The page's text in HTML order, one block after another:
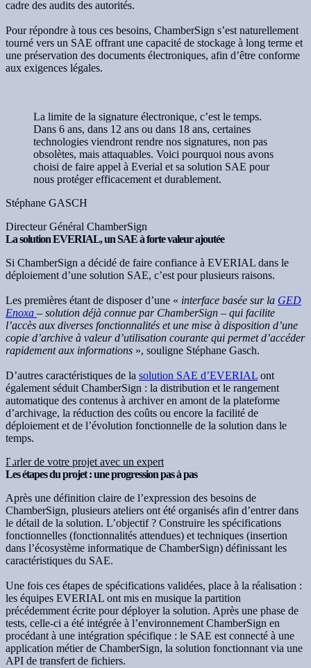
cadre des audits des autorités.
Pour répondre à tous ces besoins, ChamberSign s’est naturellement
tourné vers un SAE offrant une capacité de stockage à long terme et
une préservation des documents électroniques, afin d’être conforme
aux exigences légales.
La limite de la signature électronique, c’est le temps.
Dans 6 ans, dans 12 ans ou dans 18 ans, certaines
technologies viendront rendre nos signatures, non pas
obsolètes, mais attaquables. Voici pourquoi nous avons
choisi de faire appel à Everial et sa solution SAE pour
nous protéger efficacement et durablement.
Stéphane GASCH
Directeur Général ChamberSign
La solution EVERIAL, un SAE à forte valeur ajoutée
Si ChamberSign a décidé de faire confiance à EVERIAL dans le
déploiement d’une solution SAE, c’est pour plusieurs raisons.
Les premières étant de disposer d’une « interface basée sur la GED
Enoxa – solution déjà connue par ChamberSign – qui facilite
l’accès aux diverses fonctionnalités et une mise à disposition d’une
copie d’archive à valeur d’utilisation courante qui permet d’accéder
rapidement aux informations », souligne Stéphane Gasch.
D’autres caractéristiques de la solution SAE d’EVERIAL ont
également séduit ChamberSign : la distribution et le rangement
automatique des contenus à archiver en amont de la plateforme
d’archivage, la réduction des coûts ou encore la facilité de
déploiement et de l’évolution fonctionnelle de la solution dans le
temps.
Parler de votre projet avec un expert
Les étapes du projet : une progression pas à pas
Après une définition claire de l’expression des besoins de
ChamberSign, plusieurs ateliers ont été organisés afin d’entrer dans
le détail de la solution. L’objectif ? Construire les spécifications
fonctionnelles (fonctionnalités attendues) et techniques (insertion
dans l’écosystème informatique de ChamberSign) définissant les
caractéristiques du SAE.
Une fois ces étapes de spécifications validées, place à la réalisation :
les équipes EVERIAL ont mis en musique la partition
précédemment écrite pour déployer la solution. Après une phase de
tests, celle-ci a été intégrée à l’environnement ChamberSign en
procédant à une intégration spécifique : le SAE est connecté à une
application métier de ChamberSign, la solution fonctionnant via une
API de transfert de fichiers.